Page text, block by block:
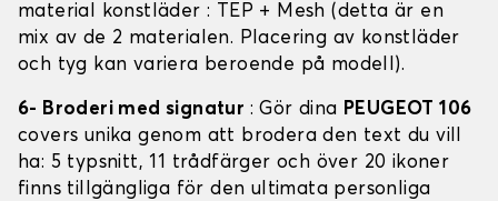
material konstläder : TEP + Mesh (detta är en
mix av de 2 materialen. Placering av konstläder
och tyg kan variera beroende på modell).
6- Broderi med signatur : Gör dina PEUGEOT 106
covers unika genom att brodera den text du vill
ha: 5 typsnitt, 11 trådfärger och över 20 ikoner
finns tillgängliga för den ultimata personliga